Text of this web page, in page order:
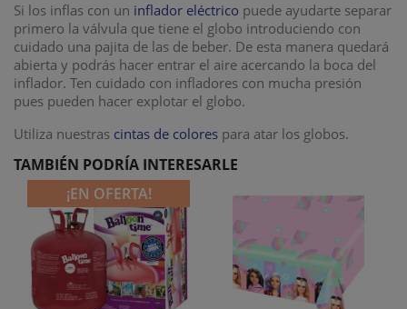
Si los inflas con un inflador eléctrico puede ayudarte separar
primero la válvula que tiene el globo introduciendo con
cuidado una pajita de las de beber. De esta manera quedará
abierta y podrás hacer entrar el aire acercando la boca del
inflador. Ten cuidado con infladores con mucha presión
pues pueden hacer explotar el globo.
Utiliza nuestras cintas de colores para atar los globos.
TAMBIÉN PODRÍA INTERESARLE
¡EN OFERTA!